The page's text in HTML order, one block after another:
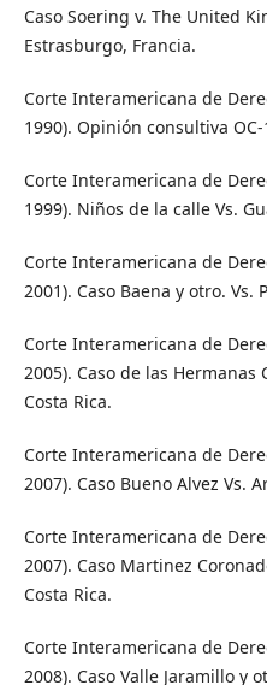
Caso Soering v. The United
Estrasburgo, Francia.
Corte Interamericana de
1990). Opinión consultiva OC-
Corte Interamericana de
1999). Niños de la calle Vs.
Corte Interamericana de
2001). Caso Baena y otro. Vs.
Corte Interamericana de
2005). Caso de las Hermanas
Costa Rica.
Corte Interamericana de
2007). Caso Bueno Alvez Vs.
Corte Interamericana de
2007). Caso Martinez
Costa Rica.
Corte Interamericana de
2008). Caso Valle Jaramillo y